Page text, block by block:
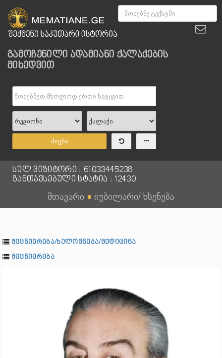
გამოჩენილი ადამიანი ქალაქების
მიხედვით
ძიება
სულ ვიზიტორი : 61033445238
განთავსებული სტატია : 12430
მთავარი ● იუბილარი/ ხსენება
მეცნიერება/ხელოვნება/მედიცინა
მეცნიერება